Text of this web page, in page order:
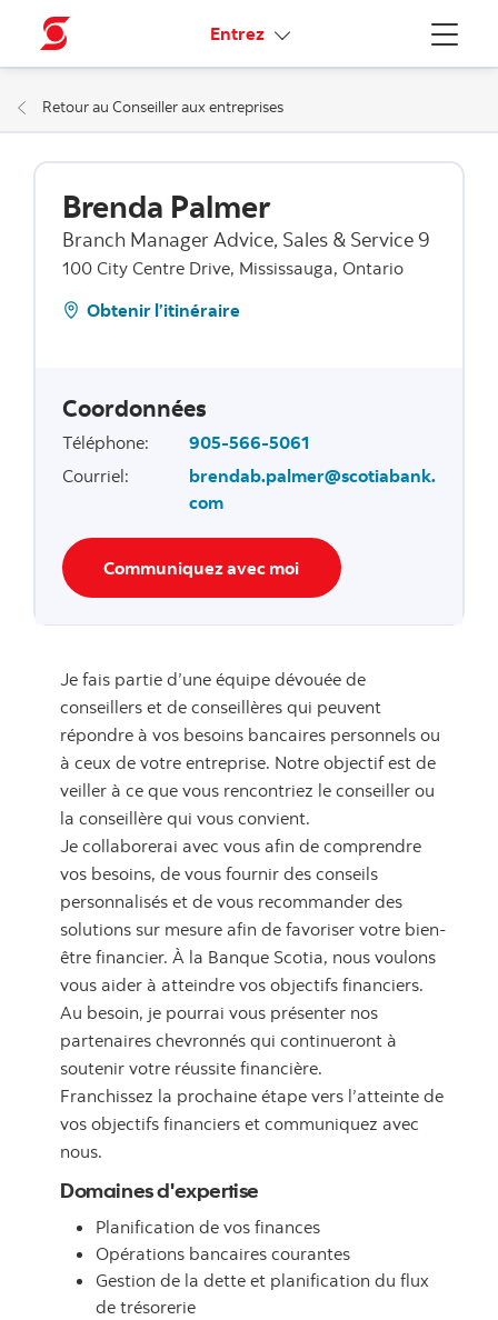
Menu
Entrez Liens connexes
Retour au Conseiller aux entreprises
Brenda Palmer
Branch Manager Advice, Sales & Service 9
100 City Centre Drive, Mississauga, Ontario
Obtenir l’itinéraire
Coordonnées
Téléphone:
905-566-5061
Courriel:
brendab.palmer@scotiabank.
com
Communiquez avec moi
Je fais partie d’une équipe dévouée de
conseillers et de conseillères qui peuvent
répondre à vos besoins bancaires personnels ou
à ceux de votre entreprise. Notre objectif est de
veiller à ce que vous rencontriez le conseiller ou
la conseillère qui vous convient.
Je collaborerai avec vous afin de comprendre
vos besoins, de vous fournir des conseils
personnalisés et de vous recommander des
solutions sur mesure afin de favoriser votre bien-
être financier. À la Banque Scotia, nous voulons
vous aider à atteindre vos objectifs financiers.
Au besoin, je pourrai vous présenter nos
partenaires chevronnés qui continueront à
soutenir votre réussite financière.
Franchissez la prochaine étape vers l’atteinte de
vos objectifs financiers et communiquez avec
nous.
Domaines d'expertise
Planification de vos finances
Opérations bancaires courantes
Gestion de la dette et planification du flux
de trésorerie